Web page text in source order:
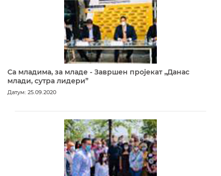
Са младима, за младе - Завршен пројекат „Данас
млади, сутра лидери”
Датум: 25.09.2020